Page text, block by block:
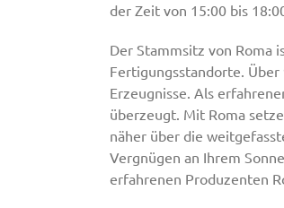
der Zeit von 15:00 bis
Der Stammsitz von Roma
Fertigungsstandorte.
Erzeugnisse. Als
überzeugt. Mit Roma
näher über die
Vergnügen an Ihrem
erfahrenen Produzenten